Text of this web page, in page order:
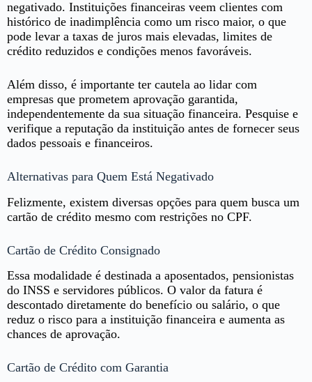
negativado. Instituições financeiras veem clientes com
histórico de inadimplência como um risco maior, o que
pode levar a taxas de juros mais elevadas, limites de
crédito reduzidos e condições menos favoráveis.
Além disso, é importante ter cautela ao lidar com
empresas que prometem aprovação garantida,
independentemente da sua situação financeira. Pesquise e
verifique a reputação da instituição antes de fornecer seus
dados pessoais e financeiros.
Alternativas para Quem Está Negativado
Felizmente, existem diversas opções para quem busca um
cartão de crédito mesmo com restrições no CPF.
Cartão de Crédito Consignado
Essa modalidade é destinada a aposentados, pensionistas
do INSS e servidores públicos. O valor da fatura é
descontado diretamente do benefício ou salário, o que
reduz o risco para a instituição financeira e aumenta as
chances de aprovação.
Cartão de Crédito com Garantia